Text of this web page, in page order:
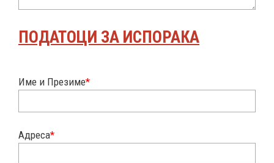
ПОДАТОЦИ ЗА ИСПОРАКА
Име и Презиме*
Адреса*